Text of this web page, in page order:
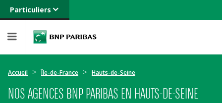
Particuliers
Banque privée
Entreprises
Accueil Île-de-France Hauts-de-Seine
NOS AGENCES BNP PARIBAS EN HAUTS-DE-SEINE